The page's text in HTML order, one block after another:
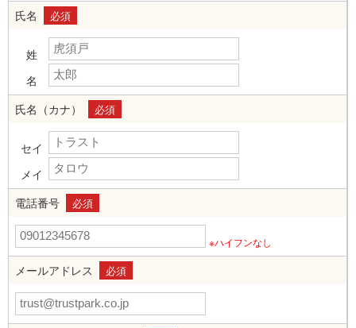
氏名
必須
姓
名
氏名（カナ）
必須
セイ
メイ
電話番号
必須
※ハイフンなし
メールアドレス 必須